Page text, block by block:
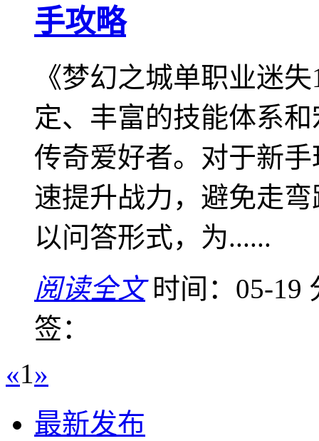
手攻略
《梦幻之城单职业迷
定、丰富的技能体系
传奇爱好者。对于新
速提升战力，避免走
以问答形式，为......
阅读全文 时间：05-19
签：
«1»
最新发布